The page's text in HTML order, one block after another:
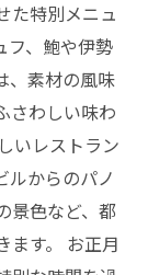
た特別メニュ
フ、鮑や伊勢
、素材の風味
さわしい味わ
いレストラン
ルからのパノ
景色など、都
ます。 お正月